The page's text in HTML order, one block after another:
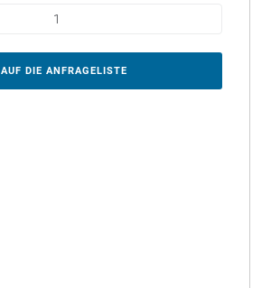
AUF DIE ANFRAGELISTE